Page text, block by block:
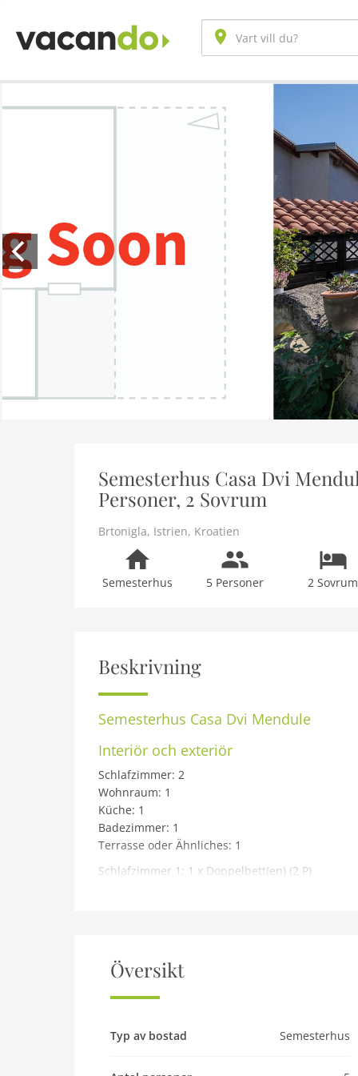
Semesterhus Casa Dvi
Personer, 2 Sovrum
Brtonigla, Istrien, Kroatien
Semesterhus 5 Personer 2 Sovrum
Beskrivning
Semesterhus Casa Dvi Mendule
Interiör och exteriör
Schlafzimmer: 2
Wohnraum: 1
Küche: 1
Badezimmer: 1
Terrasse oder Ähnliches: 1
Schlafzimmer 1: 1 x Doppelbett(en) (2 P)
Haus Typ: Doppelhaus 100 m²
Isolierung: Winterfest
Gartenmöbel
Översikt
Typ av bostad Semesterhus